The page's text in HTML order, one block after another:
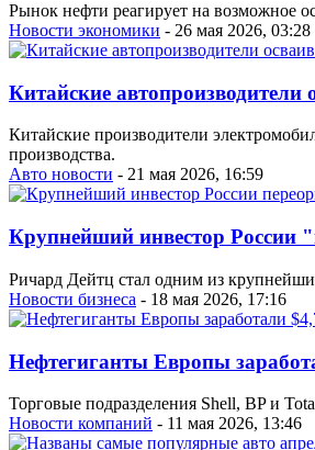
Рынок нефти реагирует на возможное
Новости экономики - 26 мая 2026, 03:28
Китайские
Китайские производители
производства.
Авто новости - 21 мая 2026, 16:59
Крупнейший инвестор России
Ричард Дейтц стал одним из
Новости бизнеса - 18 мая 2026, 17:16
Нефтегиганты Европы
Торговые подразделения Shell, BP и
Новости компаний - 11 мая 2026, 13:46